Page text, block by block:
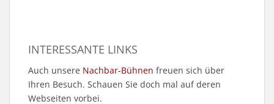
INTERESSANTE LINKS
Auch unsere Nachbar-Bühnen freuen sich über
Ihren Besuch. Schauen Sie doch mal auf deren
Webseiten vorbei.